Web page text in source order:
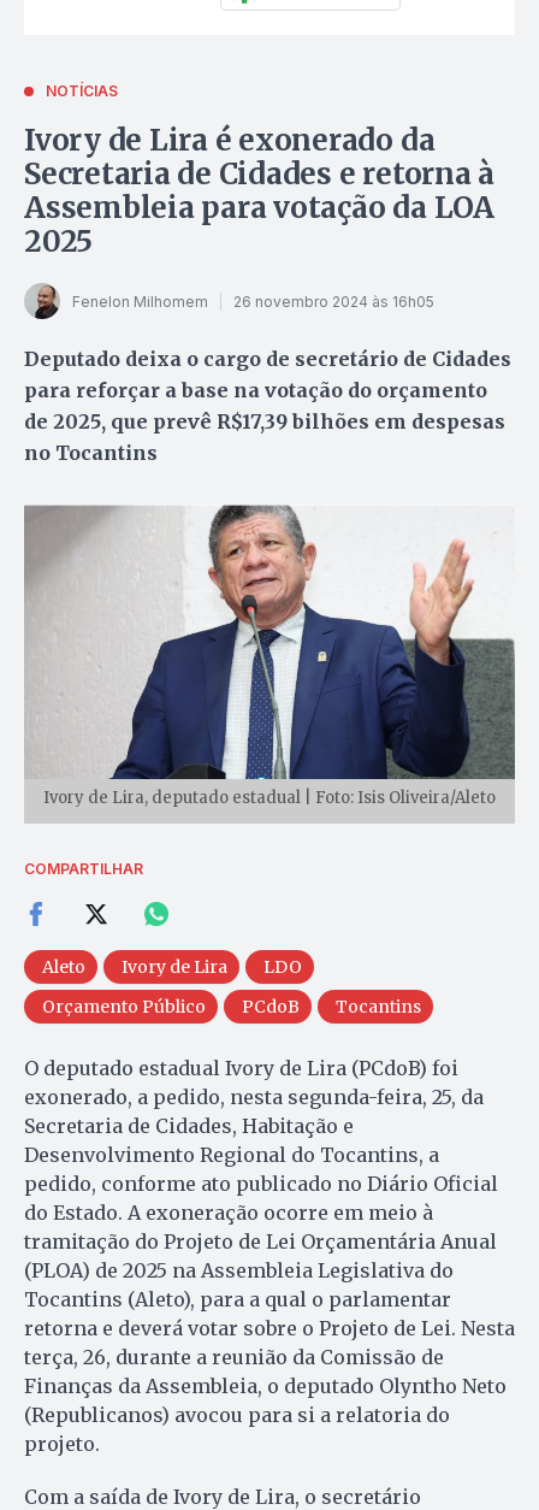
NOTÍCIAS
Ivory de Lira é exonerado da
Secretaria de Cidades e retorna à
Assembleia para votação da LOA
2025
Fenelon Milhomem 26 novembro 2024 às 16h05
Deputado deixa o cargo de secretário de Cidades
para reforçar a base na votação do orçamento
de 2025, que prevê R$17,39 bilhões em despesas
no Tocantins
Ivory de Lira, deputado estadual | Foto: Isis Oliveira/Aleto
COMPARTILHAR
Aleto Ivory de Lira
LDO
Orçamento Público
PCdoB Tocantins
O deputado estadual Ivory de Lira (PCdoB) foi
exonerado, a pedido, nesta segunda-feira, 25, da
Secretaria de Cidades, Habitação e
Desenvolvimento Regional do Tocantins, a
pedido, conforme ato publicado no Diário Oficial
do Estado. A exoneração ocorre em meio à
tramitação do Projeto de Lei Orçamentária Anual
(PLOA) de 2025 na Assembleia Legislativa do
Tocantins (Aleto), para a qual o parlamentar
retorna e deverá votar sobre o Projeto de Lei. Nesta
terça, 26, durante a reunião da Comissão de
Finanças da Assembleia, o deputado Olyntho Neto
(Republicanos) avocou para si a relatoria do
projeto.
Com a saída de Ivory de Lira, o secretário